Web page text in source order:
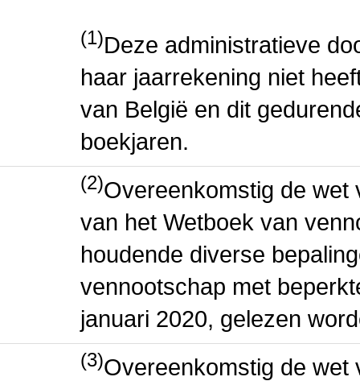
(1)Deze administratieve
haar jaarrekening niet
van België en dit
boekjaren.
(2)Overeenkomstig de wet
van het Wetboek van
houdende diverse
vennootschap met
januari 2020, gelezen
(3)Overeenkomstig de wet